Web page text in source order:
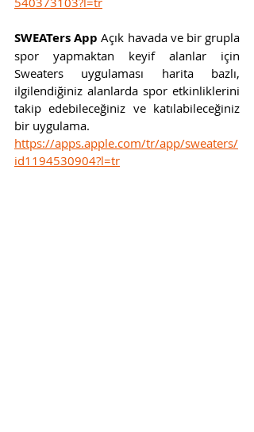
SWEATers App Açık havada ve bir grupla
spor yapmaktan keyif alanlar için
Sweaters uygulaması harita bazlı,
ilgilendiğiniz alanlarda spor etkinliklerini
takip edebileceğiniz ve katılabileceğiniz
bir uygulama.
https://apps.apple.com/tr/app/sweaters/
id1194530904?l=tr